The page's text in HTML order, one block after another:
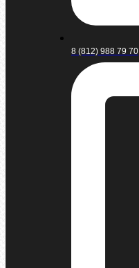
8 (812) 988 79 70